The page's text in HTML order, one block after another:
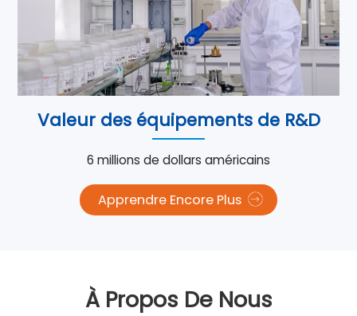
Valeur des équipements de R&D
6 millions de dollars américains
Apprendre Encore Plus
À Propos De Nous